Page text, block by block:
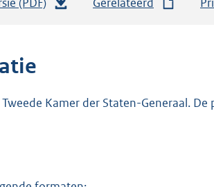
n
Kamer der Staten-Generaal. De